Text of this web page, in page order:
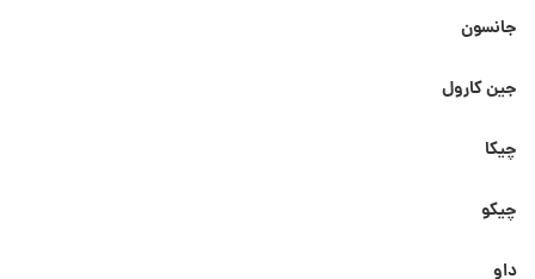
جانسون
جین کارول
چیکا
چیکو
داو